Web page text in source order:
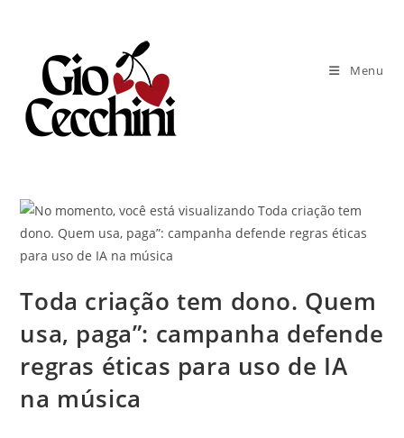
conteúdo
Menu
Toda criação tem dono. Quem
usa, paga”: campanha defende
regras éticas para uso de IA
na música